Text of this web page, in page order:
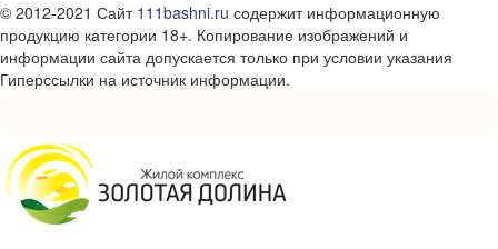
© 2012-2021 Сайт 111bashni.ru содержит информационную
продукцию категории 18+. Копирование изображений и
информации сайта допускается только при условии указания
Гиперссылки на источник информации.